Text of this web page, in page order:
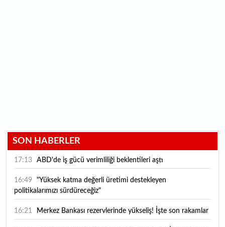
SON HABERLER
17:13 ABD'de iş gücü verimliliği beklentileri aştı
16:49
politikalarımızı sürdüreceğiz"
16:21 Merkez Bankası rezervlerinde yükseliş! İşte son rakamlar